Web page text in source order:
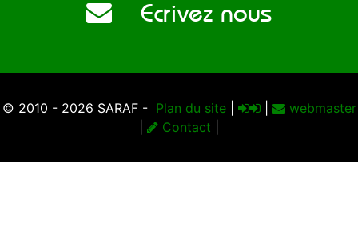
Ecrivez nous
© 2010 - 2026 SARAF - Plan du site|
webmaster
Contact